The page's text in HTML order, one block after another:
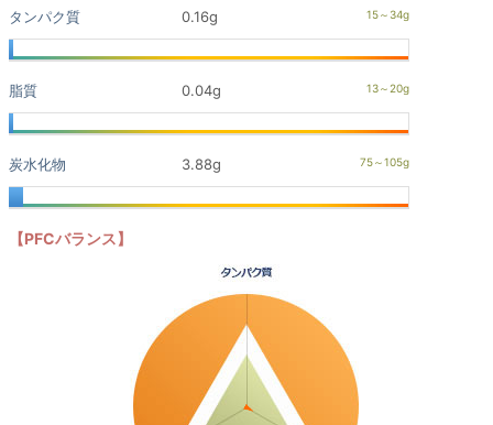
タンパク質 0.16g
脂質 0.04g
炭水化物 3.88g
【PFCバランス】